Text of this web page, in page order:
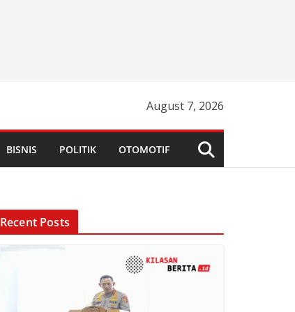
August 7, 2026
BISNIS POLITIK OTOMOTIF
Recent Posts